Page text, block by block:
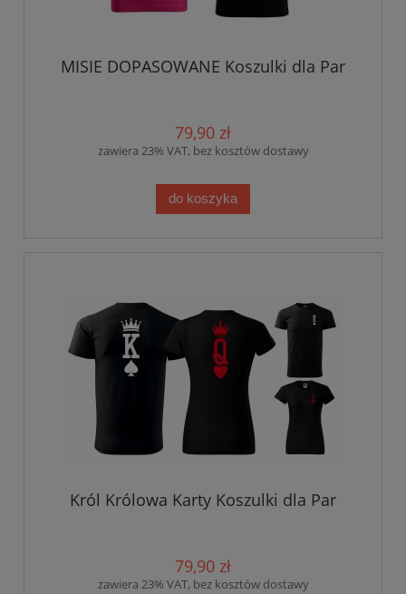
MISIE DOPASOWANE Koszulki dla Par
79,90 zł
zawiera 23% VAT, bez kosztów dostawy
do koszyka
Król Królowa Karty Koszulki dla Par
79,90 zł
zawiera 23% VAT, bez kosztów dostawy